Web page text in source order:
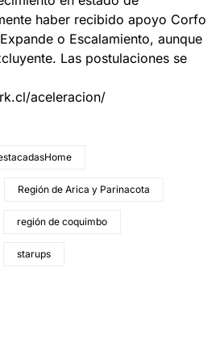
haber recibido apoyo Corfo
o Escalamiento, aunque
Las postulaciones se
aceleracion/
Región de Arica y Parinacota
región de coquimbo
starups